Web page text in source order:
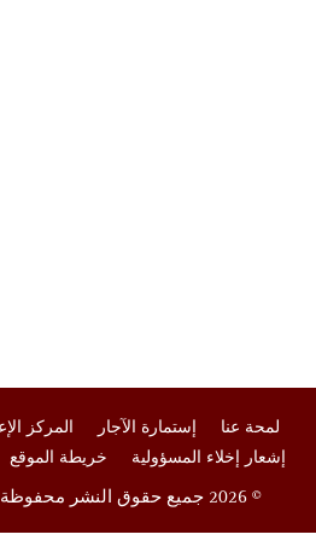
لمحة عنا إستمارة الآجار المركز
إشعار إخلاء المسؤولية
خريطة الموقع
© 2026 جميع حقوق النشر محفوظة، مركز ميركاتو للتسوق